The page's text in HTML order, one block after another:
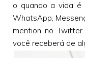
o quando a vida é
WhatsApp,
mention no
você receberá de